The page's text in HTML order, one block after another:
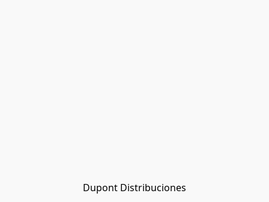
Dupont Distribuciones